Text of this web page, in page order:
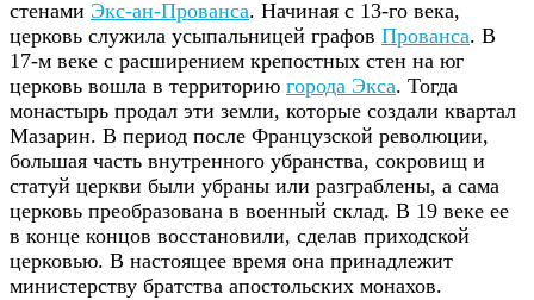
стенами Экс-ан-Прованса. Начиная с 13-го века,
церковь служила усыпальницей графов Прованса. В
17-м веке с расширением крепостных стен на юг
церковь вошла в территорию города Экса. Тогда
монастырь продал эти земли, которые создали квартал
Мазарин. В период после Французской революции,
большая часть внутренного убранства, сокровищ и
статуй церкви были убраны или разграблены, а сама
церковь преобразована в военный склад. В 19 веке ее
в конце концов восстановили, сделав приходской
церковью. В настоящее время она принадлежит
министерству братства апостольских монахов.